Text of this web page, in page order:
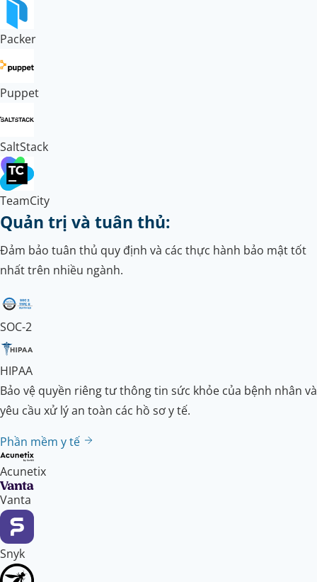
Packer
Puppet
SaltStack
TeamCity
Quản trị và tuân thủ:
Đảm bảo tuân thủ quy định và các thực hành bảo mật tốt
nhất trên nhiều ngành.
SOC-2
HIPAA
Bảo vệ quyền riêng tư thông tin sức khỏe của bệnh nhân và
yêu cầu xử lý an toàn các hồ sơ y tế.
Phần mềm y tế
Acunetix
Vanta
Snyk